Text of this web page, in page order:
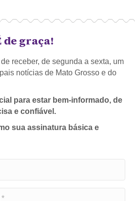
de graça!
receber, de segunda a sexta, um
notícias de Mato Grosso e do
para estar bem-informado, de
e confiável.
sua assinatura básica e